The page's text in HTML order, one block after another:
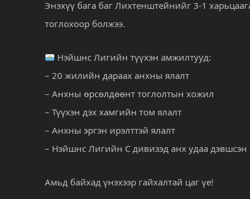
Энэхүү бага баг Лихтенштейнийг 3-1
тоглохоор болжээ.
Нэйшнс Лигийн түүхэн амжилтууд:
– 20 жилийн дараах анхны ялалт
– Анхны өрсөлдөөнт тоглолтын хожил
– Түүхэн дэх хамгийн том ялалт
– Анхны эргэн ирэлттэй ялалт
– Нэйшнс Лигийн C дивизэд анх удаа дэвшсэн
Амьд байхад үнэхээр гайхалтай цаг үе!